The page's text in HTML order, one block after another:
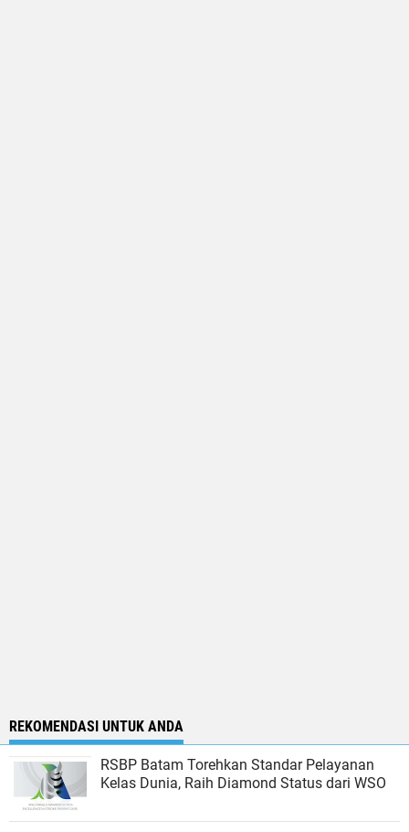
REKOMENDASI UNTUK ANDA
RSBP Batam Torehkan Standar Pelayanan
Kelas Dunia, Raih Diamond Status dari WSO